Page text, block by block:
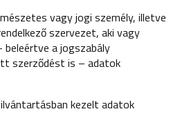
vagy jogi személy, illetve
szervezet, aki vagy
beleértve a jogszabály
szerződést is – adatok
kezelt adatok